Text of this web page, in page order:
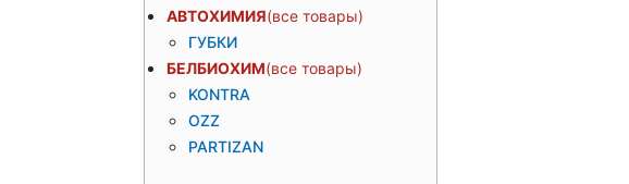
АВТОХИМИЯ
ГУБКИ
БЕЛБИОХИМ
KONTRA
OZZ
PARTIZAN